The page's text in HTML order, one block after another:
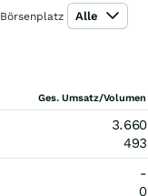
Börsenplatz Alle
Ges. Umsatz/Volumen
3.660
493
-
0